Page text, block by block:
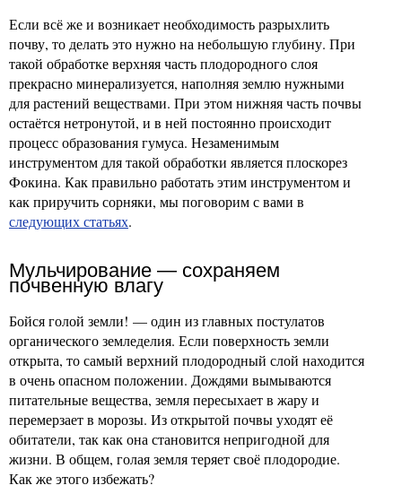
Если всё же и возникает необходимость разрыхлить
почву, то делать это нужно на небольшую глубину. При
такой обработке верхняя часть плодородного слоя
прекрасно минерализуется, наполняя землю нужными
для растений веществами. При этом нижняя часть почвы
остаётся нетронутой, и в ней постоянно происходит
процесс образования гумуса. Незаменимым
инструментом для такой обработки является плоскорез
Фокина. Как правильно работать этим инструментом и
как приручить сорняки, мы поговорим с вами в
следующих статьях.
Мульчирование — сохраняем
почвенную влагу
Бойся голой земли! — один из главных постулатов
органического земледелия. Если поверхность земли
открыта, то самый верхний плодородный слой находится
в очень опасном положении. Дождями вымываются
питательные вещества, земля пересыхает в жару и
перемерзает в морозы. Из открытой почвы уходят её
обитатели, так как она становится непригодной для
жизни. В общем, голая земля теряет своё плодородие.
Как же этого избежать?